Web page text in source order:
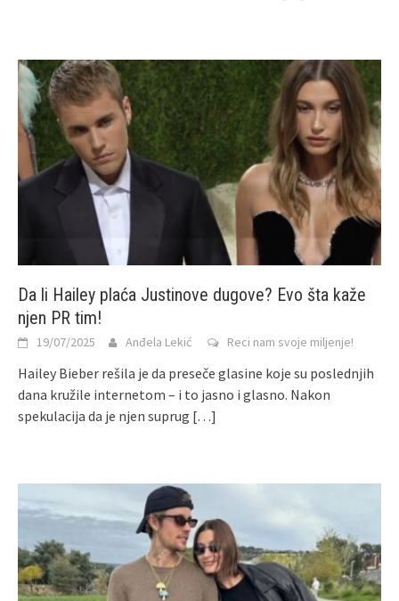
Da li Hailey plaća Justinove dugove? Evo šta kaže
njen PR tim!
19/07/2025 Anđela Lekić Reci nam svoje miljenje!
Hailey Bieber rešila je da preseče glasine koje su poslednjih
dana kružile internetom – i to jasno i glasno. Nakon
spekulacija da je njen suprug […]